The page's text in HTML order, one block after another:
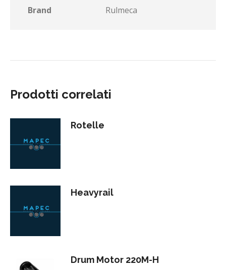
Brand Rulmeca
Prodotti correlati
Rotelle
Heavyrail
Drum Motor 220M-H